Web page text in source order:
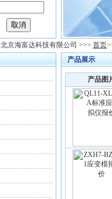
北京海富达科技有限公司 >>> 首页
产品展示
产品图